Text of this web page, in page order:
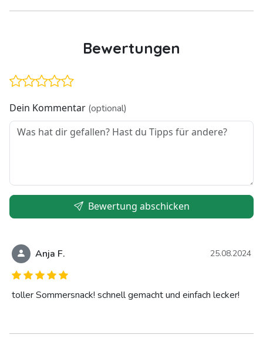
Bewertungen
Dein Kommentar (optional)
Bewertung abschicken
Anja F. 25.08.2024
toller Sommersnack! schnell gemacht und einfach lecker!